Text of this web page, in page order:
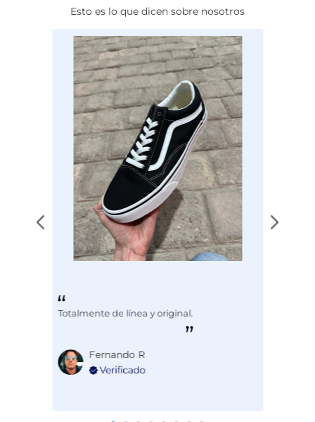
estilo de vida diario.
Esto es lo que dicen sobre nosotros
Totalmente de línea y original.
Fernando R